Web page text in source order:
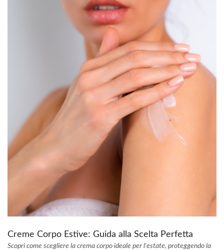
Creme Corpo Estive: Guida alla Scelta Perfetta
Scopri come scegliere la crema corpo ideale per l'estate, proteggendo la